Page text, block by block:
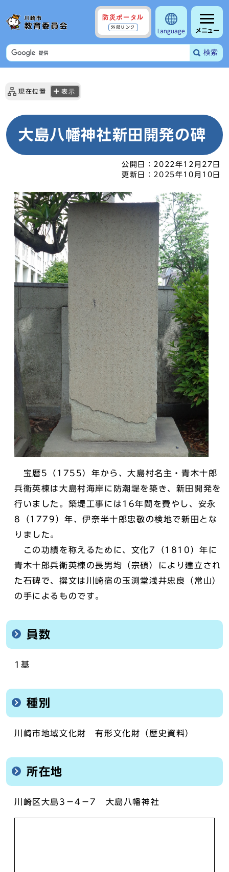
防災ポータル
外部リンク
Language メニュー
検索
現在位置 表示
大島八幡神社新田開発の碑
公開日： 2022年12月27日
更新日： 2025年10月10日
宝暦5（1755）年から、大島村名主・青木十郎
兵衛英棟は大島村海岸に防潮堤を築き、新田開発を
行いました。築堤工事には16年間を費やし、安永
8（1779）年、伊奈半十郎忠敬の検地で新田とな
りました。
この功績を称えるために、文化7（1810）年に
青木十郎兵衛英棟の長男均（宗碩）により建立され
た石碑で、撰文は川崎宿の玉渕堂浅井忠良（常山）
の手によるものです。
員数
1基
種別
川崎市地域文化財 有形文化財（歴史資料）
所在地
川崎区大島3－4－7 大島八幡神社